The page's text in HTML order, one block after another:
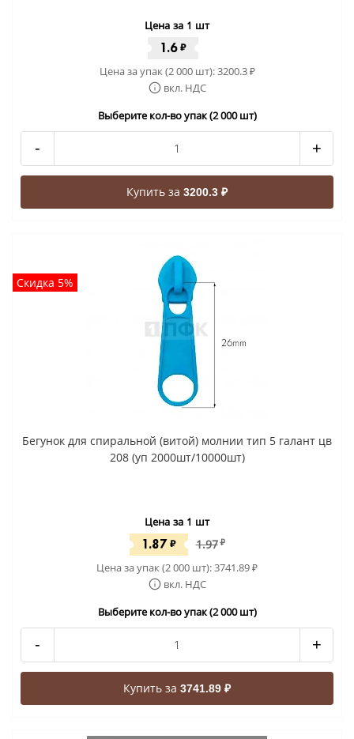
Цена за 1 шт
1.6₽
Цена за упак (2 000 шт):3200.3₽
вкл. НДС
Выберите кол-во упак (2 000 шт)
- +
Купить за 3200.3 ₽
Скидка 5%
Бегунок для спиральной (витой) молнии тип 5 галант цв
208 (уп 2000шт/10000шт)
Цена за 1 шт
1.87 ₽ 1.97 ₽
Цена за упак (2 000 шт):3741.89₽
вкл. НДС
Выберите кол-во упак (2 000 шт)
- +
Купить за 3741.89 ₽